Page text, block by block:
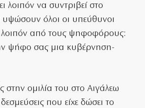
λοιπόν να συντριβεί στο
όλοι οι υπεύθυνοι
λοιπόν από τους ψηφοφόρους:
ψήφο σας μια κυβέρνηση-
ομιλία του στο Αιγάλεω
που είχε δώσει το